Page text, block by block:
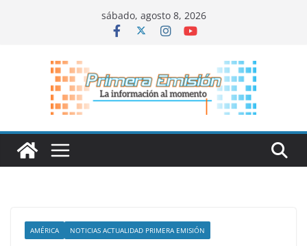
sábado, agosto 8, 2026
AMÉRICA NOTICIAS ACTUALIDAD PRIMERA EMISIÓN